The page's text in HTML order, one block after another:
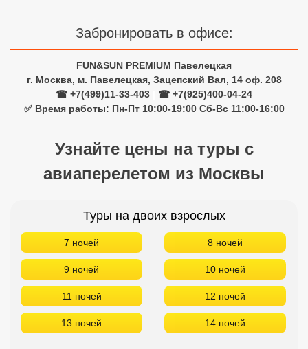
Забронировать в офисе:
FUN&SUN PREMIUM Павелецкая
г. Москва, м. Павелецкая, Зацепский Вал, 14 оф. 208
☎ +7(499)11-33-403
☎ +7(925)400-04-24
✅ Время работы: Пн-Пт 10:00-19:00 Сб-Вс 11:00-16:00
Узнайте цены на туры с
авиаперелетом из Москвы
Туры на двоих взрослых
7 ночей 8 ночей
9 ночей 10 ночей
11 ночей 12 ночей
13 ночей 14 ночей
Сетевые отели Маврикия